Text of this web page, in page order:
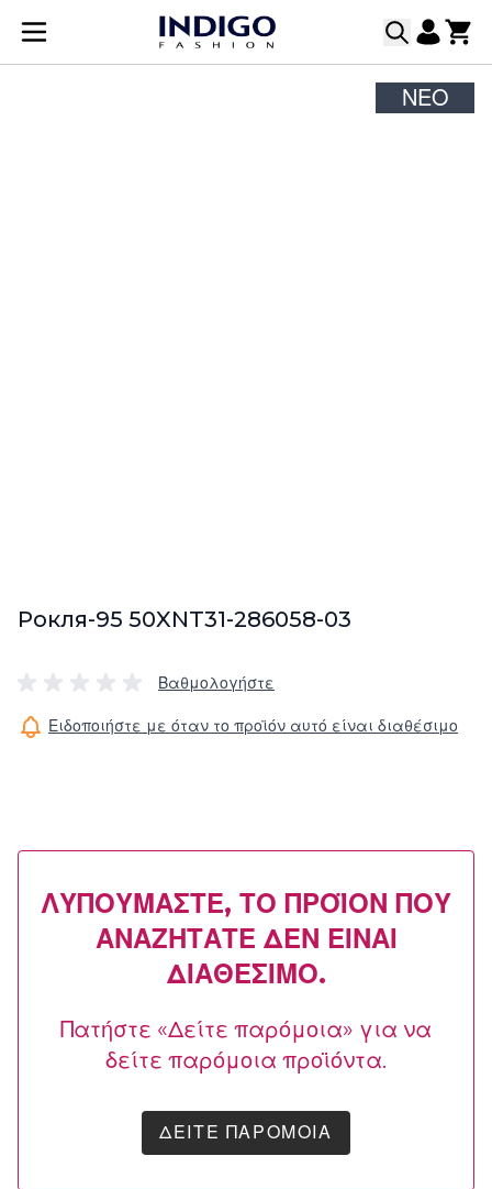
Μετάβαση στο περιεχόμενο
ΝΈΟ
Рокля-95 50XNT31-286058-03
Βαθμολογήστε
Ειδοποιήστε με όταν το προϊόν αυτό είναι διαθέσιμο
ΛΥΠΟΎΜΑΣΤΕ, ΤΟ ΠΡΟΪΌΝ ΠΟΥ
ΑΝΑΖΗΤΆΤΕ ΔΕΝ ΕΊΝΑΙ
ΔΙΑΘΈΣΙΜΟ.
Πατήστε «Δείτε παρόμοια» για να
δείτε παρόμοια προϊόντα.
ΔΕΊΤΕ ΠΑΡΌΜΟΙΑ